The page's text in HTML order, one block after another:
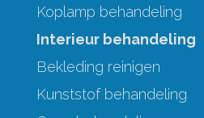
Koplamp behandeling
Interieur behandeling
Bekleding reinigen
Kunststof behandeling